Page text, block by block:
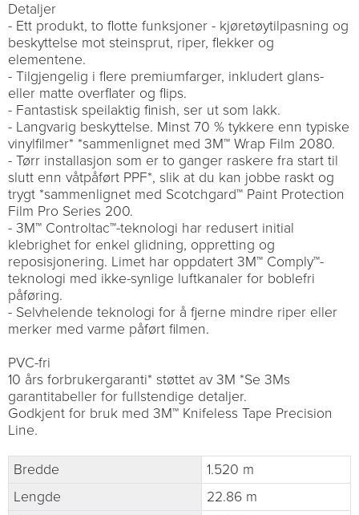
Detaljer
- Ett produkt, to flotte funksjoner - kjøretøytilpasning og
beskyttelse mot steinsprut, riper, flekker og
elementene.
- Tilgjengelig i flere premiumfarger, inkludert glans-
eller matte overflater og flips.
- Fantastisk speilaktig finish, ser ut som lakk.
- Langvarig beskyttelse. Minst 70 % tykkere enn typiske
vinylfilmer* *sammenlignet med 3M™ Wrap Film 2080.
- Tørr installasjon som er to ganger raskere fra start til
slutt enn våtpåført PPF*, slik at du kan jobbe raskt og
trygt *sammenlignet med Scotchgard™ Paint Protection
Film Pro Series 200.
- 3M™ Controltac™-teknologi har redusert initial
klebrighet for enkel glidning, oppretting og
reposisjonering. Limet har oppdatert 3M™ Comply™-
teknologi med ikke-synlige luftkanaler for boblefri
påføring.
- Selvhelende teknologi for å fjerne mindre riper eller
merker med varme påført filmen.
PVC-fri
10 års forbrukergaranti* støttet av 3M *Se 3Ms
garantitabeller for fullstendige detaljer.
Godkjent for bruk med 3M™ Knifeless Tape Precision
Line.
Bredde
1.520 m
Lengde
22.86 m